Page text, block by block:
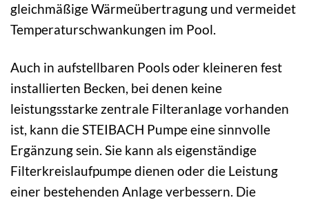
gleichmäßige Wärmeübertragung und vermeidet
Temperaturschwankungen im Pool.
Auch in aufstellbaren Pools oder kleineren fest
installierten Becken, bei denen keine
leistungsstarke zentrale Filteranlage vorhanden
ist, kann die STEIBACH Pumpe eine sinnvolle
Ergänzung sein. Sie kann als eigenständige
Filterkreislaufpumpe dienen oder die Leistung
einer bestehenden Anlage verbessern. Die